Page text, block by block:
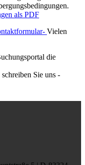
als PDF
- Vielen
die
Sie uns -